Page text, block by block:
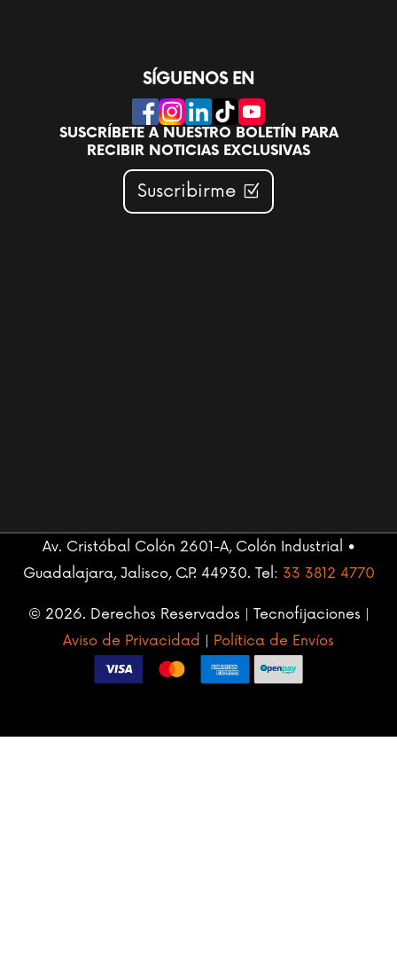
SÍGUENOS EN
SUSCRÍBETE A NUESTRO BOLETÍN PARA
RECIBIR NOTICIAS EXCLUSIVAS
Suscribirme
Av. Cristóbal Colón 2601-A, Colón Industrial •
Guadalajara, Jalisco, C.P. 44930. Tel: 33 3812 4770
© 2026. Derechos Reservados | Tecnofijaciones |
Aviso de Privacidad
Política de Envíos